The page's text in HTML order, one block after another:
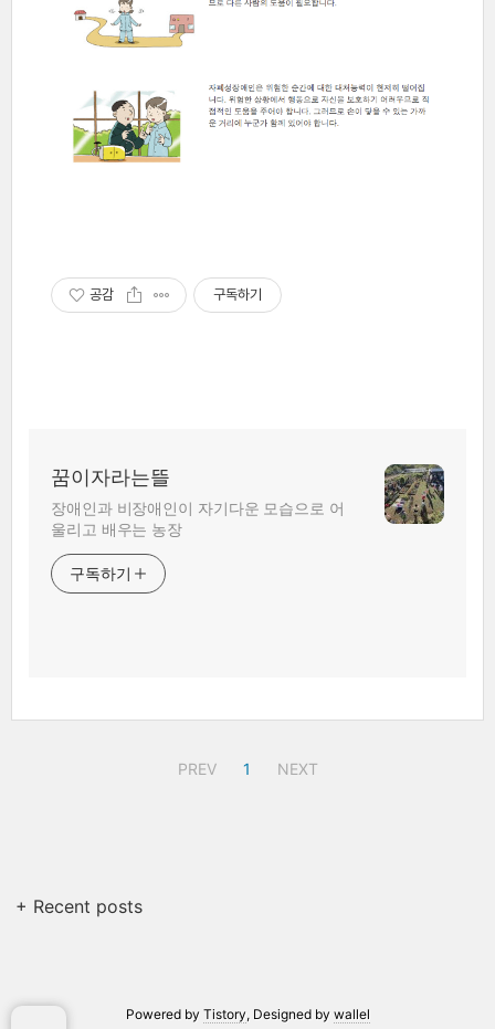
공감 구독하기
꿈이자라는뜰
장애인과 비장애인이 자기다운 모습으로 어
울리고 배우는 농장
구독하기
PREV 1 NEXT
+ Recent posts
Powered by Tistory, Designed by wallel